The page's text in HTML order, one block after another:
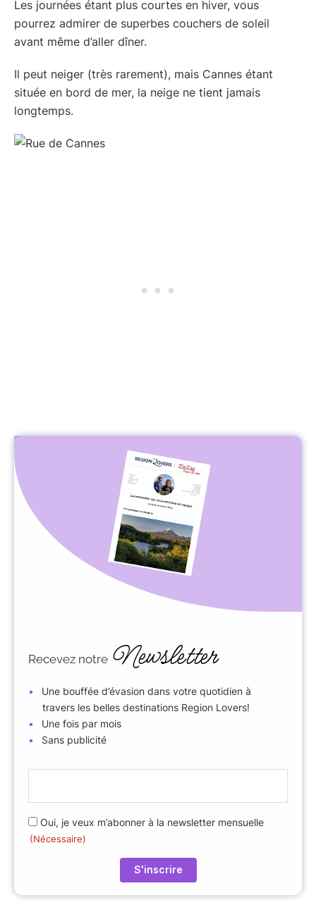
Les journées étant plus courtes en hiver, vous
pourrez admirer de superbes couchers de soleil
avant même d’aller dîner.
Il peut neiger (très rarement), mais Cannes étant
située en bord de mer, la neige ne tient jamais
longtemps.
Recevez notre Newsletter
Une bouffée d’évasion dans votre quotidien à
travers les belles destinations Region Lovers!
Une fois par mois
Sans publicité
m
a
N
R
G
(
Oui, je veux m’abonner à la newsletter mensuelle
(Nécessaire)